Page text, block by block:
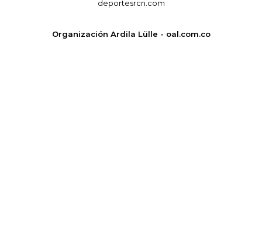
deportesrcn.com
Organización Ardila Lülle - oal.com.co